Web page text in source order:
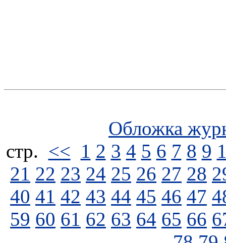
Обложка
стp. << 1 2 3 4 5 6 7 8 9
21 22 23 24 25 26 27 28
40 41 42 43 44 45 46 47
59 60 61 62 63 64 65 66